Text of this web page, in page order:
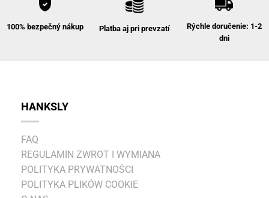
100% bezpečný nákup Platba aj pri prevzatí
Rýchle doručenie: 1-2
dni
HANKSLY
FAQ
REGULAMIN ZWROT I WYMIANA
POLITYKA PRYWATNOŚCI
POLITYKA PLIKÓW COOKIE